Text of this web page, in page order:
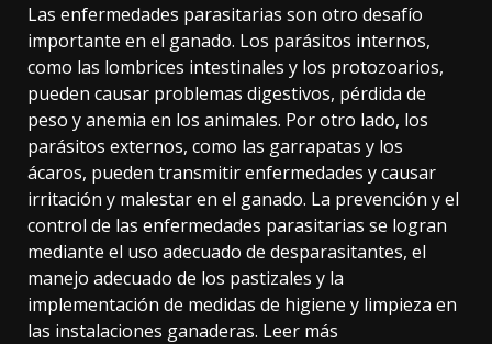
Las enfermedades parasitarias son otro desafío
importante en el ganado. Los parásitos internos,
como las lombrices intestinales y los protozoarios,
pueden causar problemas digestivos, pérdida de
peso y anemia en los animales. Por otro lado, los
parásitos externos, como las garrapatas y los
ácaros, pueden transmitir enfermedades y causar
irritación y malestar en el ganado. La prevención y el
control de las enfermedades parasitarias se logran
mediante el uso adecuado de desparasitantes, el
manejo adecuado de los pastizales y la
implementación de medidas de higiene y limpieza en
las instalaciones ganaderas. Leer más